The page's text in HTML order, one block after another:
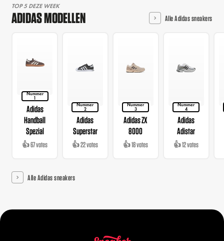
TOP 5 DEZE WEEK
ADIDAS MODELLEN Alle Adidas sneakers
Nummer
1
Adidas
Handball
Spezial
👍 67 votes
Nummer
2
Adidas
Superstar
👍 22 votes
Nummer
3
Adidas ZX
8000
👍 18 votes
Nummer
4
Adidas
Adistar
👍 12 votes
Alle Adidas sneakers